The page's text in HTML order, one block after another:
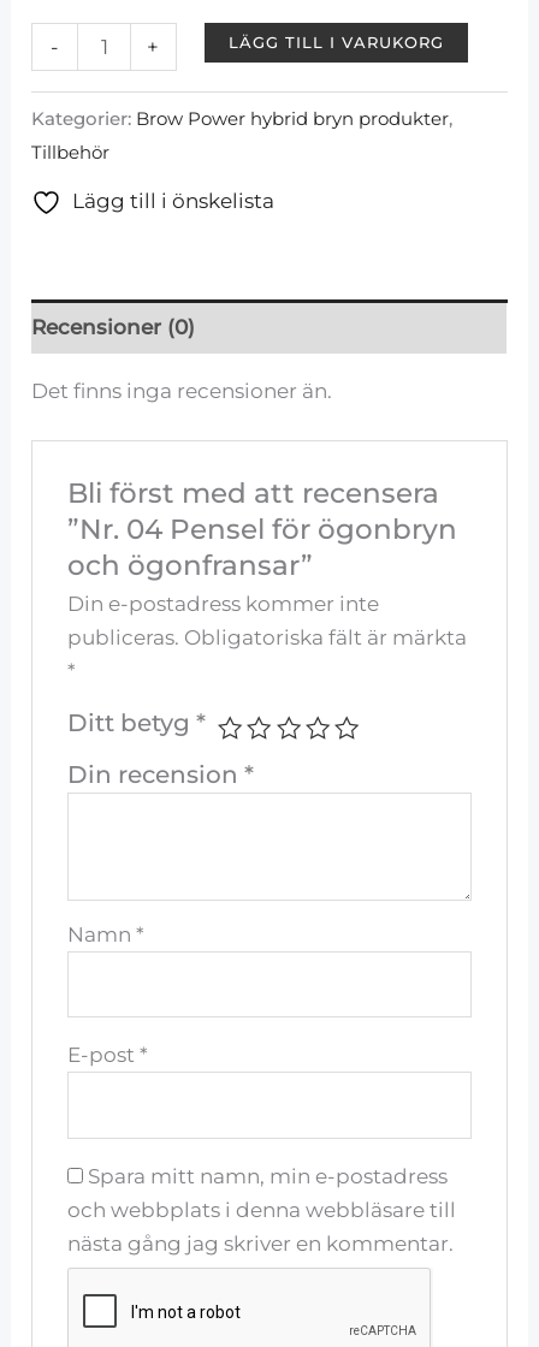
- + LÄGG TILL I VARUKORG
Kategorier: Brow Power hybrid bryn produkter,
Tillbehör
Lägg till i önskelista
Recensioner (0)
Det finns inga recensioner än.
Bli först med att recensera
”Nr. 04 Pensel för ögonbryn
och ögonfransar”
Din e-postadress kommer inte
publiceras. Obligatoriska fält är märkta
*
Ditt betyg *
Din recension *
Namn *
E-post *
Spara mitt namn, min e-postadress
och webbplats i denna webbläsare till
nästa gång jag skriver en kommentar.